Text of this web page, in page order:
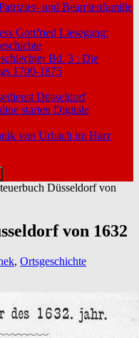
und Beamtenfamilie
Gottfried Liesegang:
Bd. 3 : Die
1700-1875
Düsseldorf
starten Digitale
von Urbach im Harz
Düsseldorf von
von 1632
, Ortsgeschichte